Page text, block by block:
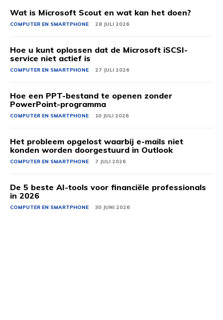
Wat is Microsoft Scout en wat kan het doen?
COMPUTER EN SMARTPHONE 28 JULI 2026
Hoe u kunt oplossen dat de Microsoft iSCSI-
service niet actief is
COMPUTER EN SMARTPHONE 27 JULI 2026
Hoe een PPT-bestand te openen zonder
PowerPoint-programma
COMPUTER EN SMARTPHONE 10 JULI 2026
Het probleem opgelost waarbij e-mails niet
konden worden doorgestuurd in Outlook
COMPUTER EN SMARTPHONE 7 JULI 2026
De 5 beste AI-tools voor financiële professionals
in 2026
COMPUTER EN SMARTPHONE 30 JUNI 2026